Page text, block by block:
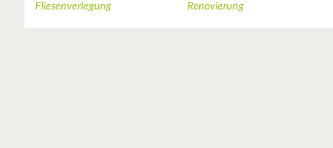
Fliesenverlegung Renovierung